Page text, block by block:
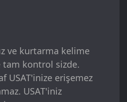
ve kurtarma kelime
tam kontrol sizde.
USAT'inize erişemez
USAT'iniz